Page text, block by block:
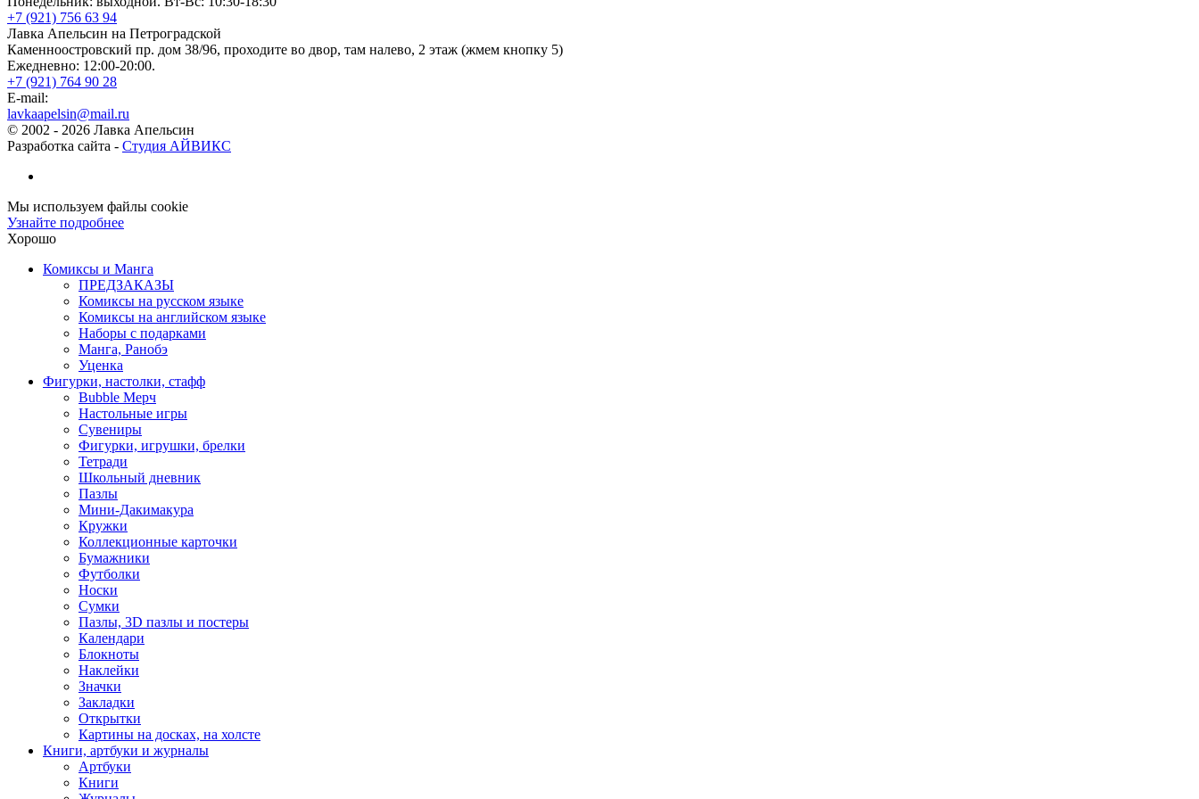
+7 (921) 756 63 94
Лавка Апельсин на Петроградской
Каменноостровский пр. дом 38/96, проходите во двор, там налево, 2 этаж (жмем кнопку 5)
Ежедневно: 12:00-20:00.
+7 (921) 764 90 28
E-mail:
lavkaapelsin@mail.ru
© 2002 - 2026 Лавка Апельсин
Разработка сайта - Студия АЙВИКС
Мы используем файлы cookie
Узнайте подробнее
Хорошо
Комиксы и Манга
ПРЕДЗАКАЗЫ
Комиксы на русском языке
Комиксы на английском языке
Наборы с подарками
Манга, Ранобэ
Уценка
Фигурки, настолки, стафф
Bubble Мерч
Настольные игры
Сувениры
Фигурки, игрушки, брелки
Тетради
Школьный дневник
Пазлы
Мини-Дакимакура
Кружки
Коллекционные карточки
Бумажники
Футболки
Носки
Сумки
Пазлы, 3D пазлы и постеры
Календари
Блокноты
Наклейки
Значки
Закладки
Открытки
Картины на досках, на холсте
Книги, артбуки и журналы
Артбуки
Книги